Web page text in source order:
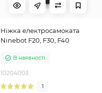
Ніжка електросамоката
Ninebot F20, F30, F40
В наявності
10204003
1